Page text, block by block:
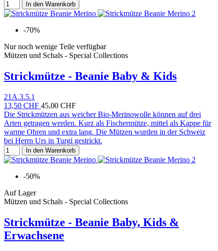
In den Warenkorb
-70%
Nur noch wenige Teile verfügbar
Mützen und Schals - Special Collections
Strickmütze - Beanie Baby & Kids
21A.3.5.1
13,50 CHF 45,00 CHF
Die Strickmützen aus weicher Bio-Merinowolle können auf drei
Arten getragen werden. Kurz als Fischermütze, mittel als Kappe für
warme Ohren und extra lang. Die Mützen wurden in der Schweiz
bei Herrn Urs in Turgi gestrickt.
In den Warenkorb
-50%
Auf Lager
Mützen und Schals - Special Collections
Strickmütze - Beanie Baby, Kids &
Erwachsene